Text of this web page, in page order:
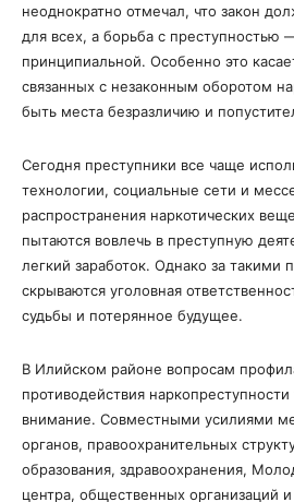
неоднократно отмечал, что закон
для всех, а борьба с преступностью
принципиальной. Особенно это
связанных с незаконным оборотом
быть места безразличию и
Сегодня преступники все чаще
технологии, социальные сети и
распространения наркотических
пытаются вовлечь в преступную
легкий заработок. Однако за такими
скрываются уголовная
судьбы и потерянное будущее.
В Илийском районе вопросам
противодействия
внимание. Совместными усилиями
органов, правоохранительных
образования, здравоохранения,
центра, общественных организаций